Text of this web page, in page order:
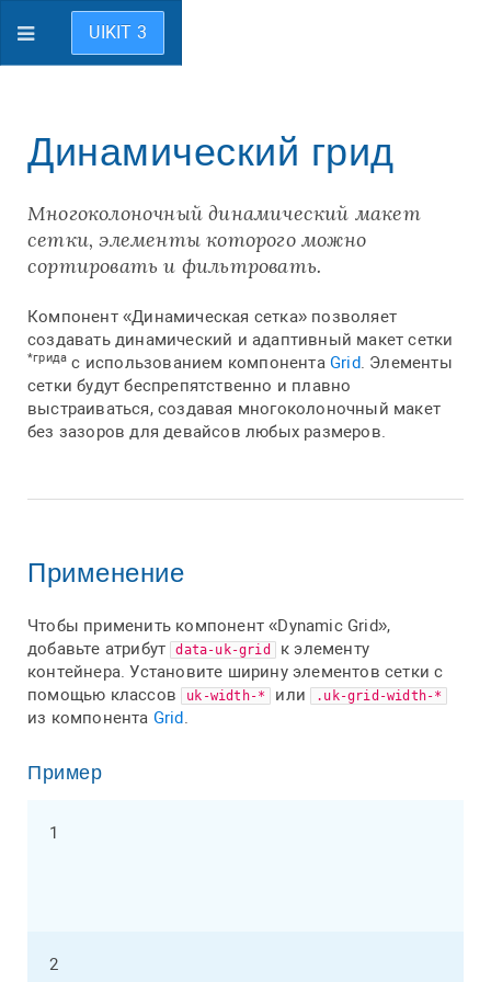
UIKIT 3
Динамический грид
Многоколоночный динамический макет
сетки, элементы которого можно
сортировать и фильтровать.
Компонент «Динамическая сетка» позволяет
создавать динамический и адаптивный макет сетки
*грида с использованием компонентаGrid. Элементы
сетки будут беспрепятственно и плавно
выстраиваться, создавая многоколоночный макет
без зазоров для девайсов любых размеров.
Применение
Чтобы применить компонент «Dynamic Grid»,
добавьте атрибут
data-uk-grid
к элементу
контейнера. Установите ширину элементов сетки с
помощью классов
uk-width-* или .uk-grid-width-*
из компонента Grid.
Пример
1
2